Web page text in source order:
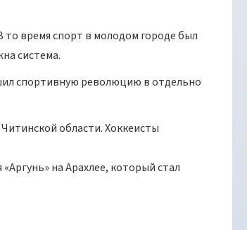
то время спорт в молодом городе был
система.
спортивную революцию в отдельно
области. Хоккеисты
на Арахлее, который стал